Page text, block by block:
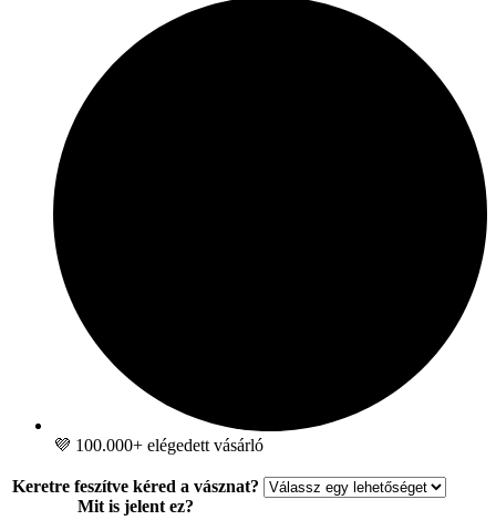
💜 100.000+ elégedett vásárló
Keretre feszítve kéred a vásznat?
Mit is jelent ez?